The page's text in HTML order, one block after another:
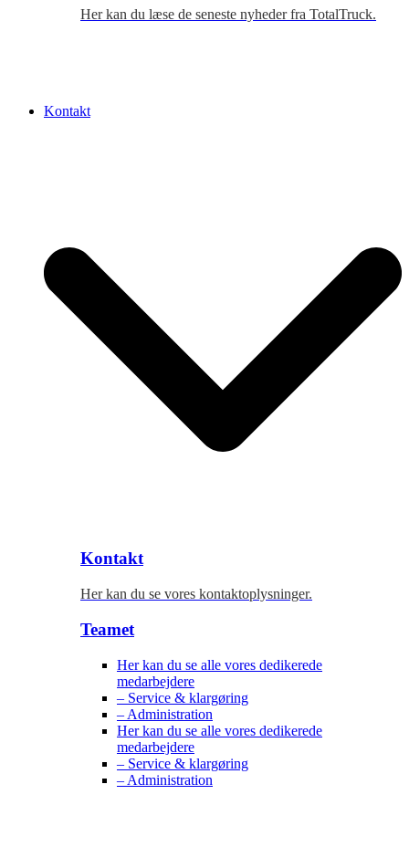
Her kan du læse de seneste nyheder fra TotalTruck.
Kontakt
Kontakt
Her kan du se vores kontaktoplysninger.
Teamet
Her kan du se alle vores dedikerede
medarbejdere
– Service & klargøring
– Administration
Her kan du se alle vores dedikerede
medarbejdere
– Service & klargøring
– Administration